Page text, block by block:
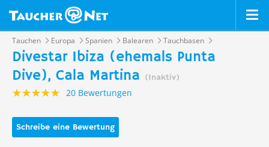
Tauchen Europa Spanien Balearen Tauchbasen
Divestar Ibiza (ehemals Punta
Dive), Cala Martina (Inaktiv)
20 Bewertungen
Schreibe eine Bewertung